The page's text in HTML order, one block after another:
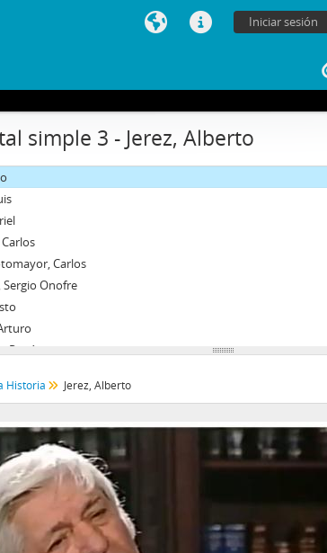
Iniciar sesión
simple 3 - Jerez, Alberto
Cita con la Historia
Carlos
Sergio Onofre
Renán
José Antonio
Sergio
Hermógenes
Fernando
Historia Jerez, Alberto